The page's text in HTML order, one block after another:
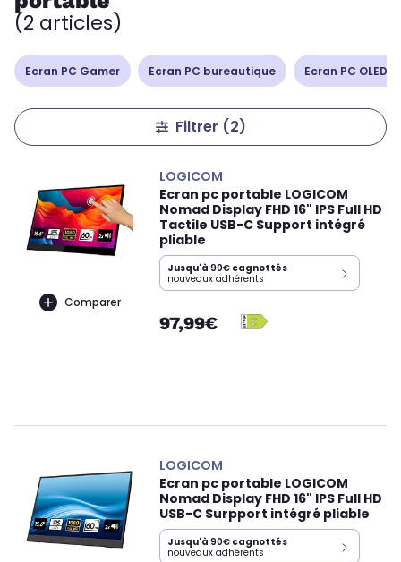
(2 articles)
Ecran PC Gamer Ecran PC bureautique Ecran PC OLED /
Filtrer (2)
Comparer
LOGICOM
Ecran pc portable LOGICOM
Nomad Display FHD 16" IPS Full HD
Tactile USB-C Support intégré
pliable
Jusqu'à 90€ cagnottés
nouveaux adhérents
97,99€
LOGICOM
Ecran pc portable LOGICOM
Nomad Display FHD 16" IPS Full HD
USB-C Surpport intégré pliable
Jusqu'à 90€ cagnottés
nouveaux adhérents